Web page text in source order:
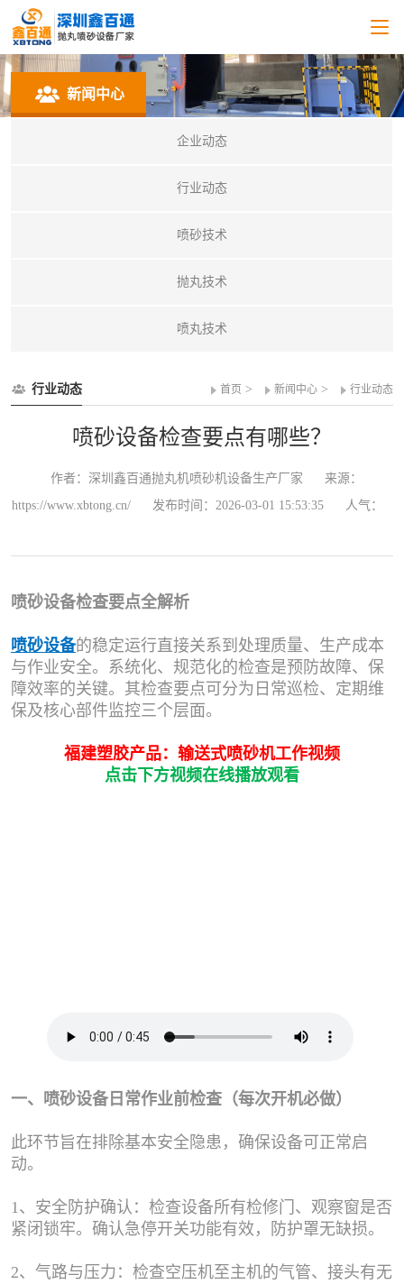
新闻中心
企业动态
行业动态
喷砂技术
抛丸技术
喷丸技术
行业动态 首页 > 新闻中心 > 行业动态
喷砂设备检查要点有哪些？
作者：深圳鑫百通抛丸机喷砂机设备生产厂家
来源：
https://www.xbtong.cn/
发布时间：2026-03-01 15:53:35 人气：
喷砂设备检查要点全解析
喷砂设备的稳定运行直接关系到处理质量、生产成本
与作业安全。系统化、规范化的检查是预防故障、保
障效率的关键。其检查要点可分为日常巡检、定期维
保及核心部件监控三个层面。
福建塑胶产品：输送式喷砂机工作视频
点击下方视频在线播放观看
一、喷砂设备日常作业前检查（每次开机必做）
此环节旨在排除基本安全隐患，确保设备可正常启
动。
1、安全防护确认：检查设备所有检修门、观察窗是否
紧闭锁牢。确认急停开关功能有效，防护罩无缺损。
2、气路与压力：检查空压机至主机的气管、接头有无